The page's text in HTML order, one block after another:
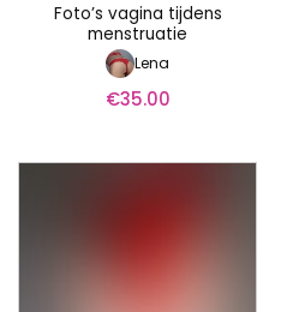
Foto’s vagina tijdens
menstruatie
Lena
€35.00